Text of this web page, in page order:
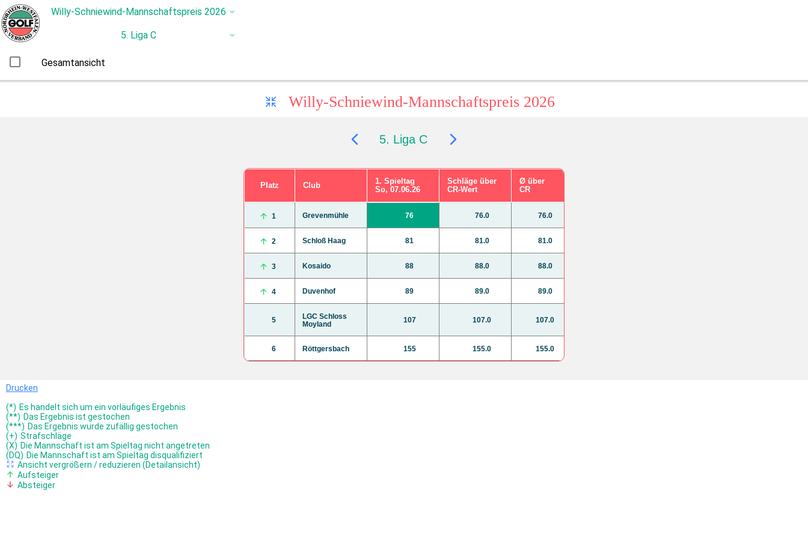
Gesamtansicht
Willy-Schniewind-Mannschaftspreis 2026
5. Liga C
Platz Club
1. Spieltag
So, 07.06.26
Schläge über
CR-Wert
Ø über
CR
1 Grevenmühle 76 76.0 76.0
2 Schloß Haag 81 81.0 81.0
3 Kosaido 88 88.0 88.0
4 Duvenhof 89 89.0 89.0
5
LGC Schloss
Moyland
107 107.0 107.0
6 Röttgersbach 155 155.0 155.0
Drucken
(*) Es handelt sich um ein vorläufiges Ergebnis
(**) Das Ergebnis ist gestochen
(***) Das Ergebnis wurde zufällig gestochen
(+) Strafschläge
(X) Die Mannschaft ist am Spieltag nicht angetreten
(DQ) Die Mannschaft ist am Spieltag disqualifiziert
Ansicht vergrößern / reduzieren (Detailansicht)
Aufsteiger
Absteiger